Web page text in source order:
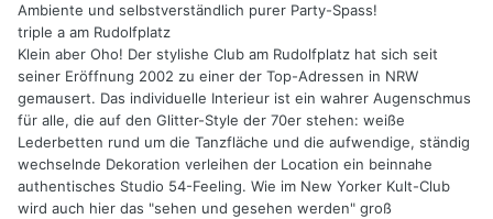
Ambiente und selbstverständlich purer Party-Spass!
triple a am Rudolfplatz
Klein aber Oho! Der stylishe Club am Rudolfplatz hat sich seit
seiner Eröffnung 2002 zu einer der Top-Adressen in NRW
gemausert. Das individuelle Interieur ist ein wahrer Augenschmus
für alle, die auf den Glitter-Style der 70er stehen: weiße
Lederbetten rund um die Tanzfläche und die aufwendige, ständig
wechselnde Dekoration verleihen der Location ein beinnahe
authentisches Studio 54-Feeling. Wie im New Yorker Kult-Club
wird auch hier das "sehen und gesehen werden" groß